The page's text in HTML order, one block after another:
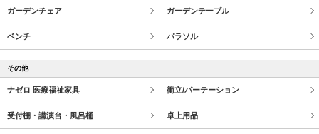
ガーデンチェア ガーデンテーブル
ベンチ パラソル
その他
ナゼロ 医療福祉家具 衝立/パーテーション
受付棚・講演台・風呂桶 卓上用品